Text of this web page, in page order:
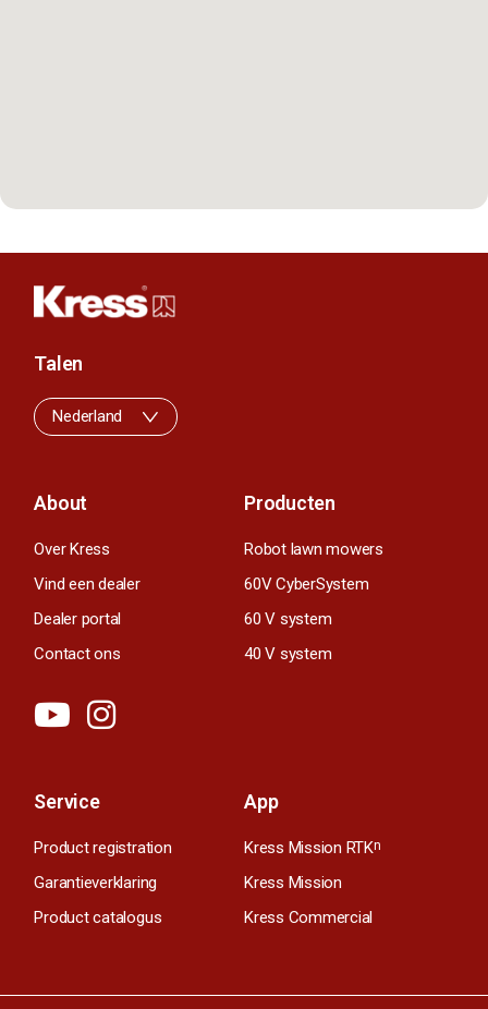
About
Over Kress
Vind een dealer
Dealer portal
Contact ons
Producten
Robot lawn mowers
60V CyberSystem
60 V system
40 V system
Service
Product registration
Garantieverklaring
Product catalogus
App
Kress Mission RTKn
Kress Mission
Kress Commercial
Talen
Nederland